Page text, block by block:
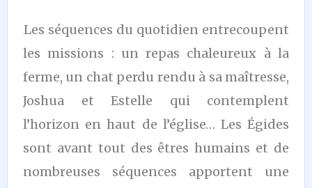
Les séquences du quotidien entrecoupent
les missions : un repas chaleureux à la
ferme, un chat perdu rendu à sa maîtresse,
Joshua et Estelle qui contemplent
l’horizon en haut de l’église… Les Égides
sont avant tout des êtres humains et de
nombreuses séquences apportent une